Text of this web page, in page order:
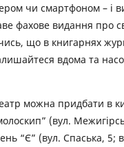
чи смартфоном – і
фахове видання про
що в книгарнях
вдома та
можна придбати в
(вул.
“Є” (вул. Спаська, 5;